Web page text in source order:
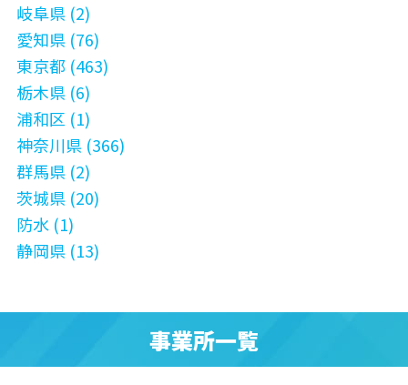
岐阜県 (2)
愛知県 (76)
東京都 (463)
栃木県 (6)
浦和区 (1)
神奈川県 (366)
群馬県 (2)
茨城県 (20)
防水 (1)
静岡県 (13)
事業所一覧